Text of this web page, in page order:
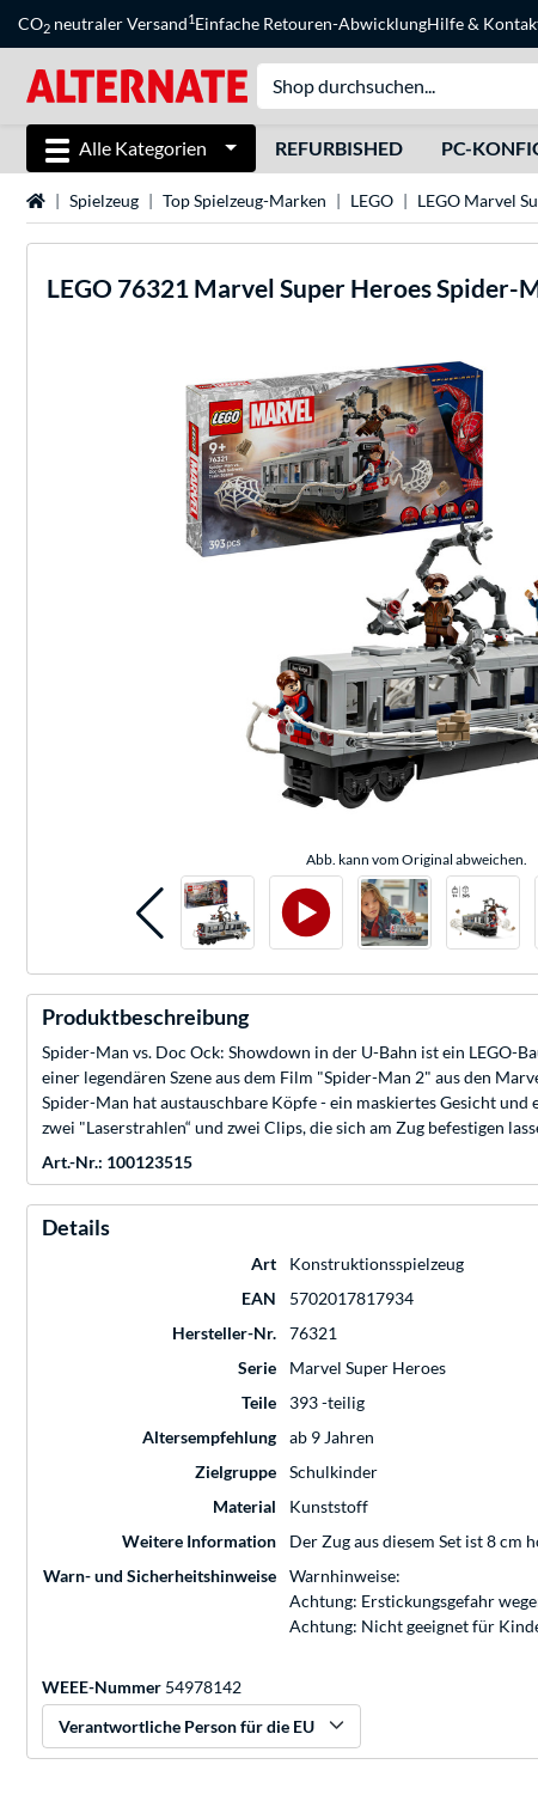
CO2 neutraler Versand1Einfache Retouren-AbwicklungHilfe&
Alle Kategorien REFURBISHED PC-
StartseiteSpielzeug Top Spielzeug-Marken LEGO LEGO Marvel
LEGO 76321 Marvel Super Heroes Spider-
Abb. kann vom Original abweichen.
Produktbeschreibung
Spider-Man vs. Doc Ock: Showdown in der U-Bahn ist ein LEGO-
einer legendären Szene aus dem Film "Spider-Man 2" aus den
Spider-Man hat austauschbare Köpfe - ein maskiertes Gesicht
zwei "Laserstrahlen“ und zwei Clips, die sich am Zug befestigen
Art.-Nr.: 100123515
Details
Art
Konstruktionsspielzeug
EAN
5702017817934
Hersteller-Nr.
76321
Serie
Marvel Super Heroes
Teile
393 -teilig
Altersempfehlung
ab 9 Jahren
Zielgruppe
Schulkinder
Material
Kunststoff
Weitere Information
Der Zug aus diesem Set ist 8 cm
Warn- und Sicherheitshinweise
Warnhinweise:
Achtung: Erstickungsgefahr
Achtung: Nicht geeignet für
WEEE-Nummer 54978142
Verantwortliche Person für die EU